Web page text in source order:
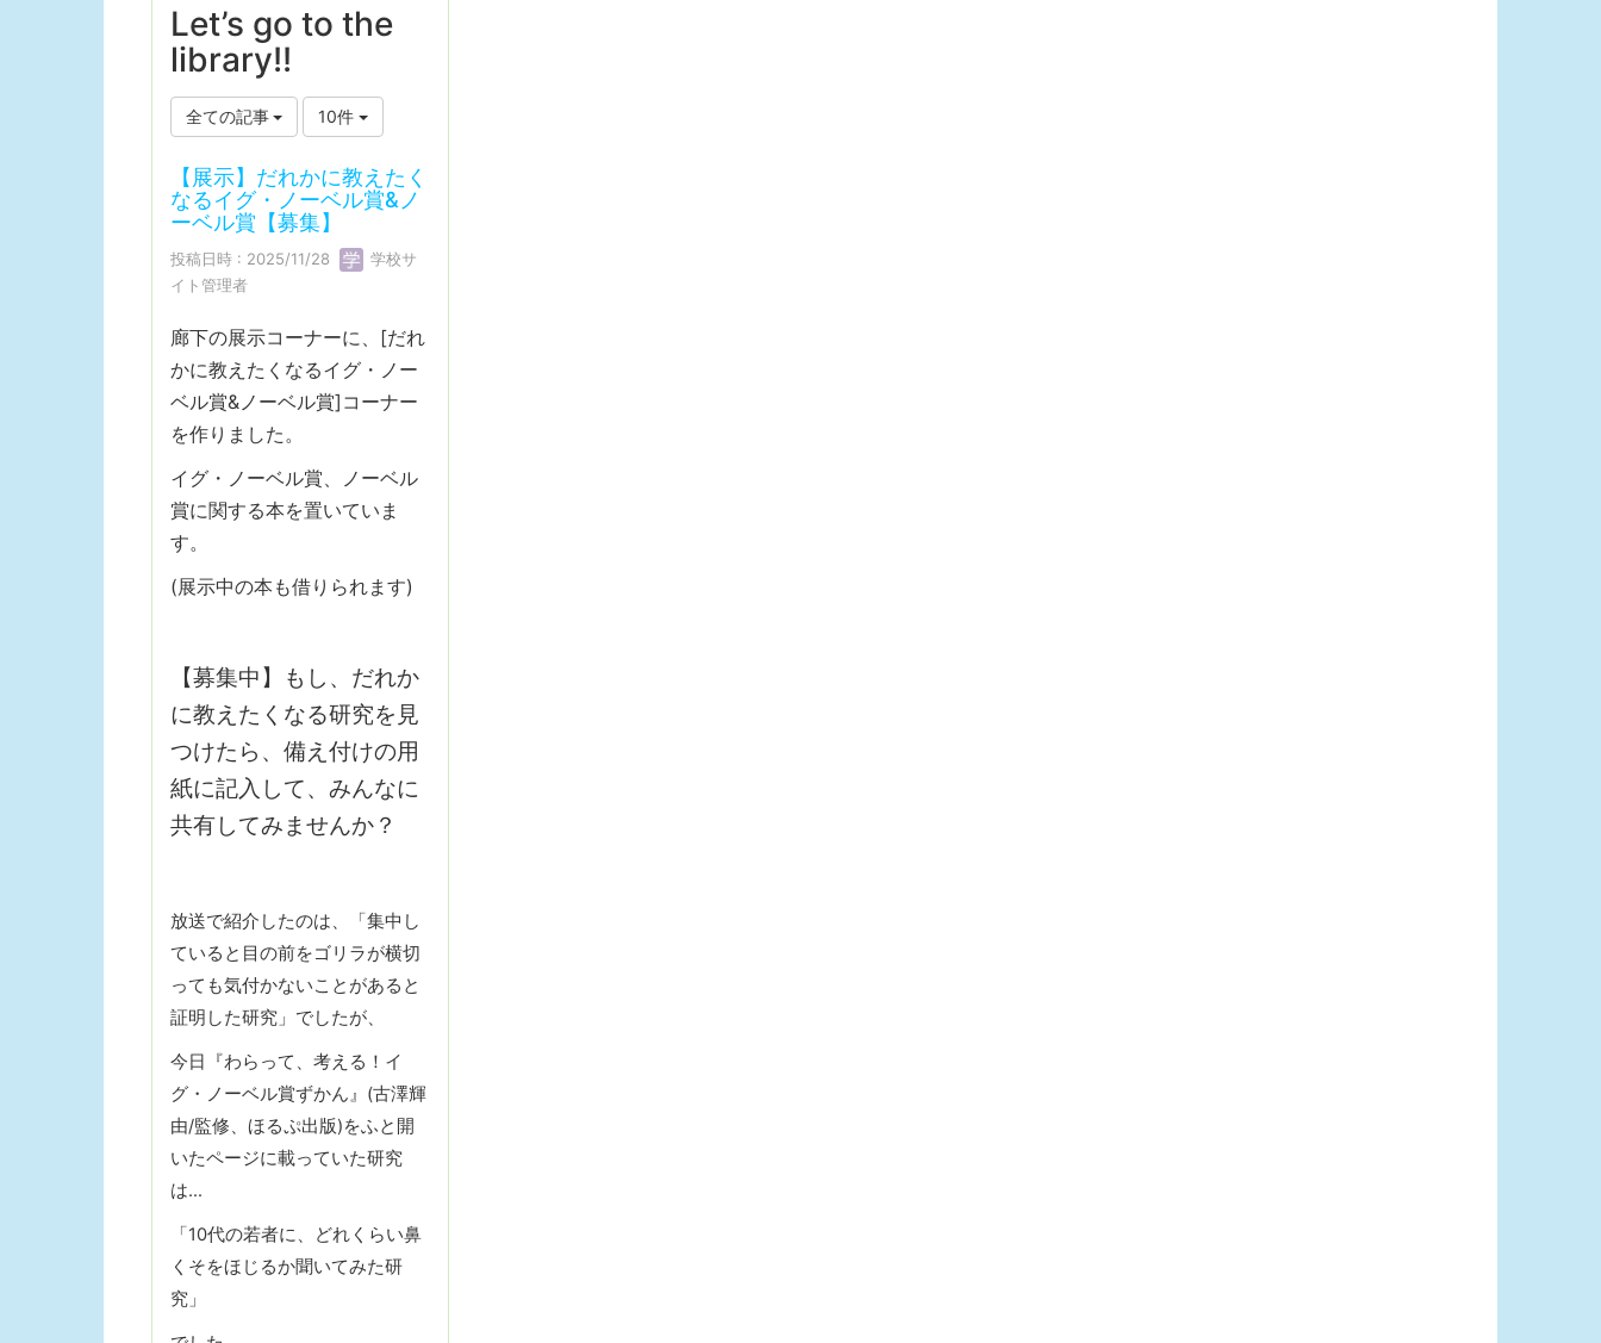
Let’s go to the
library!!
全ての記事 10件
【展示】だれかに教えたく
なるイグ・ノーベル賞&ノ
ーベル賞【募集】
投稿日時 : 2025/11/28
学校サ
イト管理者
廊下の展示コーナーに、[だれ
かに教えたくなるイグ・ノー
ベル賞&ノーベル賞]コーナー
を作りました。
イグ・ノーベル賞、ノーベル
賞に関する本を置いていま
す。
(展示中の本も借りられます)
【募集中】もし、だれか
に教えたくなる研究を見
つけたら、備え付けの用
紙に記入して、みんなに
共有してみませんか？
放送で紹介したのは、「集中し
ていると目の前をゴリラが横切
っても気付かないことがあると
証明した研究」でしたが、
今日『わらって、考える！イ
グ・ノーベル賞ずかん』(古澤輝
由/監修、ほるぷ出版)をふと開
いたページに載っていた研究
は…
「10代の若者に、どれくらい鼻
くそをほじるか聞いてみた研
究」